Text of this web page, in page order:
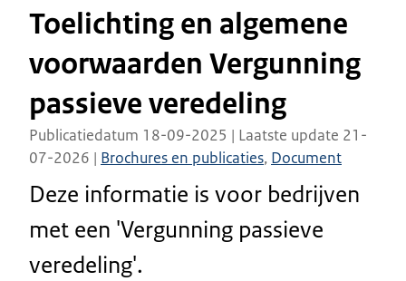
Toelichting en algemene
voorwaarden Vergunning
passieve veredeling
Publicatiedatum 18-09-2025 | Laatste update 21-
07-2026 | Brochures en publicaties, Document
Deze informatie is voor bedrijven
met een 'Vergunning passieve
veredeling'.